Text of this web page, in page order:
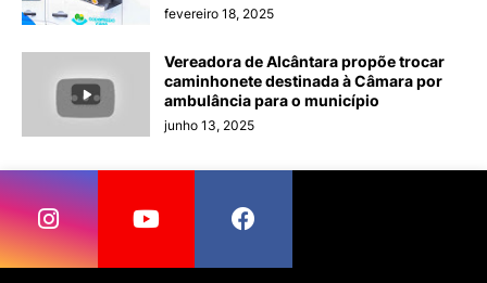
fevereiro 18, 2025
Vereadora de Alcântara propõe trocar
caminhonete destinada à Câmara por
ambulância para o município
junho 13, 2025